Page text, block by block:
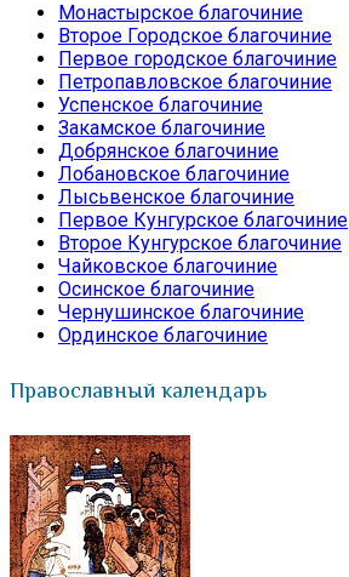
Монастырское благочиние
Второе Городское благочиние
Первое городское благочиние
Петропавловское благочиние
Успенское благочиние
Закамское благочиние
Добрянское благочиние
Лобановское благочиние
Лысьвенское благочиние
Первое Кунгурское благочиние
Второе Кунгурское благочиние
Чайковское благочиние
Осинское благочиние
Чернушинское благочиние
Ординское благочиние
Православный календарь